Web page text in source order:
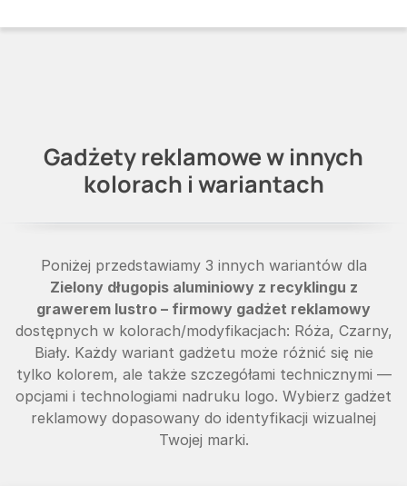
Gadżety reklamowe w innych
kolorach i wariantach
Poniżej przedstawiamy 3 innych wariantów dla
Zielony długopis aluminiowy z recyklingu z
grawerem lustro – firmowy gadżet reklamowy
dostępnych w kolorach/modyfikacjach: Róża, Czarny,
Biały. Każdy wariant gadżetu może różnić się nie
tylko kolorem, ale także szczegółami technicznymi —
opcjami i technologiami nadruku logo. Wybierz gadżet
reklamowy dopasowany do identyfikacji wizualnej
Twojej marki.